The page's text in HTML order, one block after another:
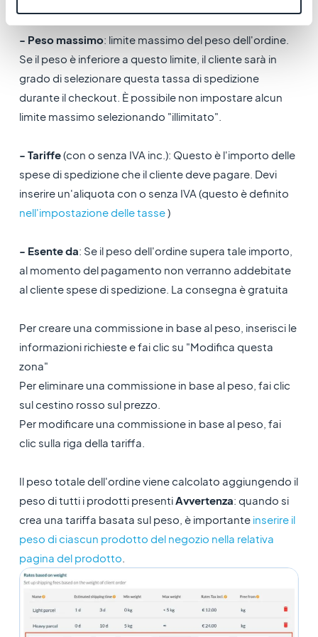
- Peso massimo: limite massimo del peso dell'ordine.
Se il peso è inferiore a questo limite, il cliente sarà in
grado di selezionare questa tassa di spedizione
durante il checkout. È possibile non impostare alcun
limite massimo selezionando "illimitato".
- Tariffe(con o senza IVA inc.): Questo è l'importo delle
spese di spedizione che il cliente deve pagare. Devi
inserire un'aliquota con o senza IVA (questo è definito
nell'impostazione delle tasse)
- Esente da: Se il peso dell'ordine supera tale importo,
al momento del pagamento non verranno addebitate
al cliente spese di spedizione. La consegna è gratuita
Per creare una commissione in base al peso, inserisci le
informazioni richieste e fai clic su "Modifica questa
zona"
Per eliminare una commissione in base al peso, fai clic
sul cestino rosso sul prezzo.
Per modificare una commissione in base al peso, fai
clic sulla riga della tariffa.
Il peso totale dell'ordine viene calcolato aggiungendo il
peso di tutti i prodotti presentiAvvertenza: quando si
crea una tariffa basata sul peso, è importante inserire il
peso di ciascun prodotto del negozio nella relativa
pagina del prodotto